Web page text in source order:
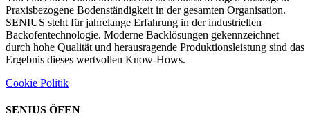
Praxisbezogene Bodenständigkeit in der gesamten Organisation.
SENIUS steht für jahrelange Erfahrung in der industriellen
Backofentechnologie. Moderne Backlösungen gekennzeichnet
durch hohe Qualität und herausragende Produktionsleistung sind das
Ergebnis dieses wertvollen Know-Hows.
Cookie Politik
SENIUS ÖFEN